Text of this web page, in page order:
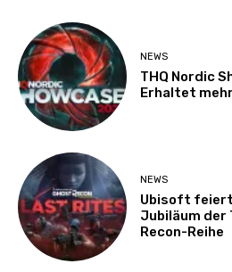
NEWS
THQ Nordic
Erhaltet
NEWS
Ubisoft
Jubiläum der
Recon-Reihe